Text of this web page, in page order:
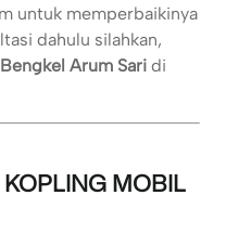
untuk memperbaikinya
dahulu silahkan,
Arum Sari di
MOBIL